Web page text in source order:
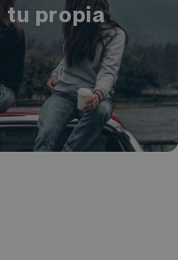
tu propia